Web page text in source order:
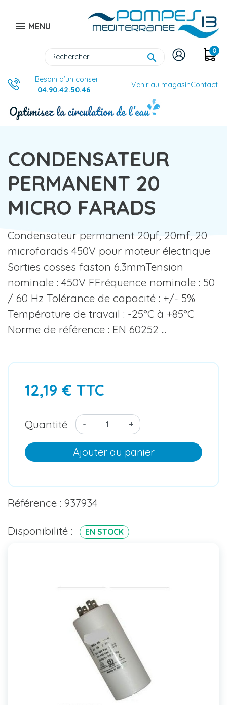
 MENU

0
Besoin d’un conseil
04.90.42.50.46
Venir au magasinContact
CONDENSATEUR
PERMANENT 20
MICRO FARADS
Condensateur permanent 20µf, 20mf, 20
microfarads 450V pour moteur électrique
Sorties cosses faston 6.3mmTension
nominale : 450V FFréquence nominale : 50
/ 60 Hz Tolérance de capacité : +/- 5%
Température de travail : -25°C à +85°C
Norme de référence : EN 60252 ...
12,19 € TTC
Quantité - +
Ajouter au panier
Référence : 937934
Disponibilité : EN STOCK